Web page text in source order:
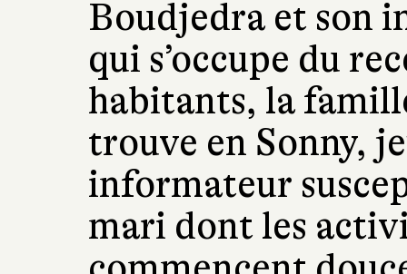
Boudjedra et son
qui s’occupe du
habitants, la
trouve en Sonny,
informateur
mari dont les